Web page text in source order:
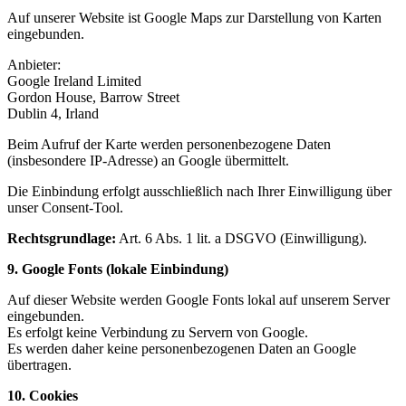
Auf unserer Website ist Google Maps zur Darstellung von Karten
eingebunden.
Anbieter:
Google Ireland Limited
Gordon House, Barrow Street
Dublin 4, Irland
Beim Aufruf der Karte werden personenbezogene Daten
(insbesondere IP-Adresse) an Google übermittelt.
Die Einbindung erfolgt ausschließlich nach Ihrer Einwilligung über
unser Consent-Tool.
Rechtsgrundlage: Art. 6 Abs. 1 lit. a DSGVO (Einwilligung).
9. Google Fonts (lokale Einbindung)
Auf dieser Website werden Google Fonts lokal auf unserem Server
eingebunden.
Es erfolgt keine Verbindung zu Servern von Google.
Es werden daher keine personenbezogenen Daten an Google
übertragen.
10. Cookies